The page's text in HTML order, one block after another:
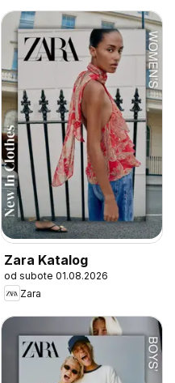
Zara Katalog
od subote 01.08.2026
Zara